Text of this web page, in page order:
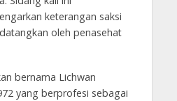
keterangan saksi
oleh penasehat
bernama Lichwan
yang berprofesi sebagai